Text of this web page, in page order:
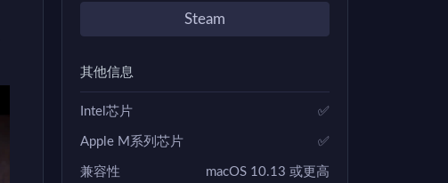
Steam
其他信息
Intel芯片 ✅
Apple M系列芯片 ✅
兼容性 macOS 10.13 或更高